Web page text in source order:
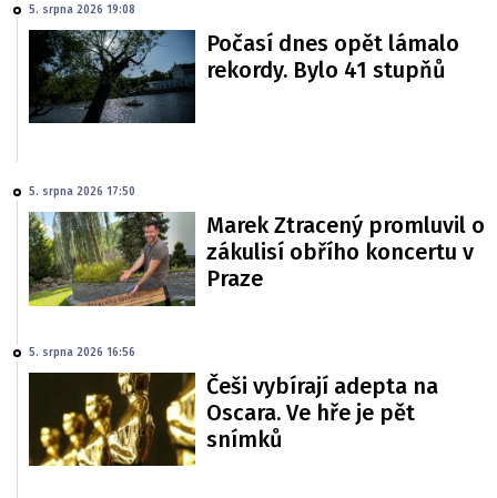
5. srpna 2026 19:08
Počasí dnes opět lámalo
rekordy. Bylo 41 stupňů
5. srpna 2026 17:50
Marek Ztracený promluvil o
zákulisí obřího koncertu v
Praze
5. srpna 2026 16:56
Češi vybírají adepta na
Oscara. Ve hře je pět
snímků